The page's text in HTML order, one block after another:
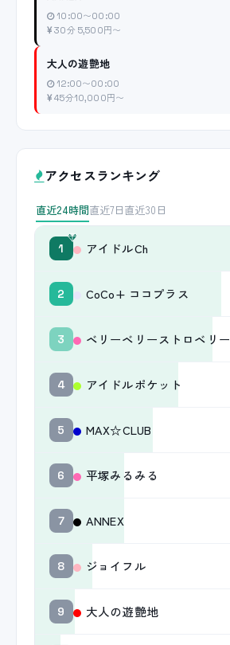
10:00〜00:00
30分 5,500円〜
大人の遊艶地
12:00〜00:00
45分10,000円〜
アクセスランキング
直近24時間直近7日直近30日
1 アイドルCh
2 CoCo+ ココプラス
3 ベリーベリーストロベリー
4 アイドルポケット
5 MAX☆CLUB
6 平塚みるみる
7 ANNEX
8 ジョイフル
9 大人の遊艶地